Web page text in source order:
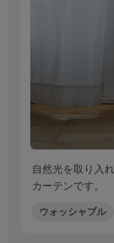
自然光を取り入
カーテンです。
ウォッシャブル